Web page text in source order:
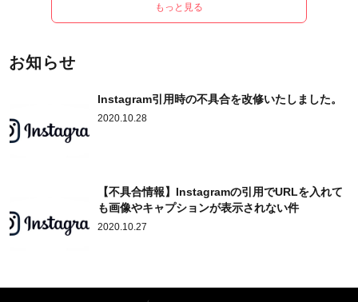
もっと見る
お知らせ
Instagram引用時の不具合を改修いたしました。
2020.10.28
【不具合情報】Instagramの引用でURLを入れて
も画像やキャプションが表示されない件
2020.10.27